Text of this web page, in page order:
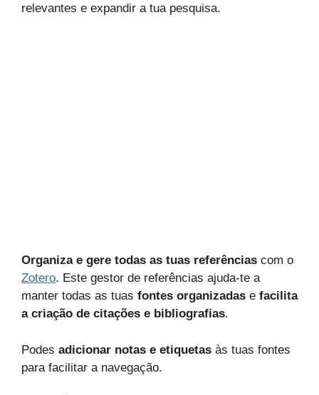
relevantes e expandir a tua pesquisa.
Organiza e gere todas as tuas referências com o
Zotero. Este gestor de referências ajuda-te a
manter todas as tuas fontes organizadas e facilita
a criação de citações e bibliografias.
Podes adicionar notas e etiquetas às tuas fontes
para facilitar a navegação.